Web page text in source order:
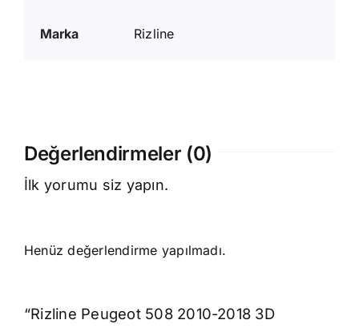
Marka Rizline
Değerlendirmeler (0)
İlk yorumu siz yapın.
Henüz değerlendirme yapılmadı.
“Rizline Peugeot 508 2010-2018 3D